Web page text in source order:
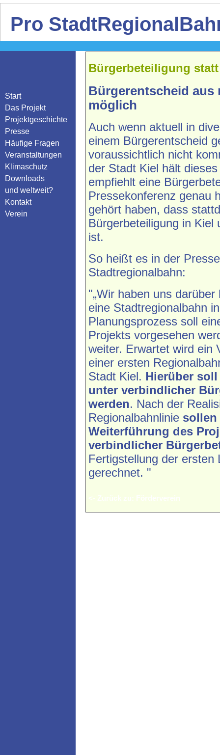
Pro
Start
Das Projekt
Projektgeschichte
Presse
Häufige Fragen
Veranstaltungen
Klimaschutz
Downloads
und weltweit?
Kontakt
Verein
Bürgerbeteiligung
Bürgerentscheid
möglich
Auch wenn aktuell in
einem Bürgerentscheid
voraussichtlich nicht
der Stadt Kiel hält
empfiehlt eine
Pressekonferenz genau
gehört haben, dass
Bürgerbeteiligung in Kiel
ist.
So heißt es in der
Stadtregionalbahn:
"„Wir haben uns
eine Stadtregionalbahn
Planungsprozess soll
Projekts vorgesehen
weiter. Erwartet wird ein
einer ersten
Stadt Kiel. Hierüber
unter verbindlicher
werden. Nach der
Regionalbahnlinie sollen
Weiterführung des
verbindlicher
Fertigstellung der ersten
gerechnet. "
<- Zurück zu: Förderverein